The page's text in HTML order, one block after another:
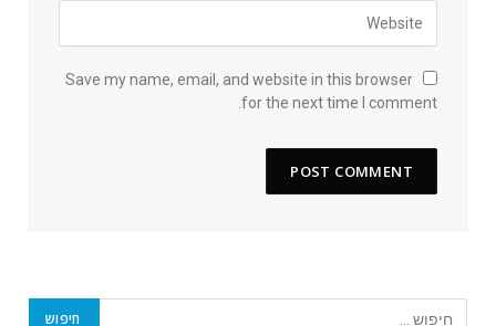
Save my name, email, and website in this browser
for the next time I comment.